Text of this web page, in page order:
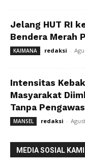
Jelang HUT RI
Bendera Merah
KAIMANA redaksi -
Intensitas
Masyarakat
Tanpa
MANSEL redaksi -
MEDIA SOSIAL KAMI